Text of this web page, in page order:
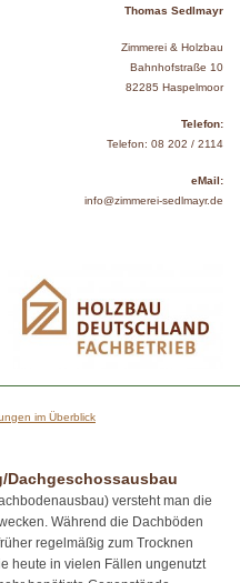
im Überblick
versteht man die
Während die Dachböden
regelmäßig zum Trocknen
heute in vielen Fällen ungenutzt
Thomas Sedlmayr
Zimmerei & Holzbau
Bahnhofstraße 10
82285 Haspelmoor
Telefon:
Telefon: 08 202 / 2114
eMail:
info@zimmerei-sedlmayr.de